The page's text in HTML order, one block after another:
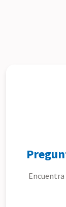
Encuentra